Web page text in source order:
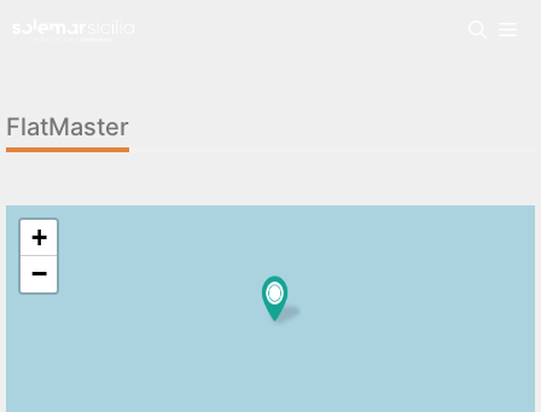
FlatMaster
+
−